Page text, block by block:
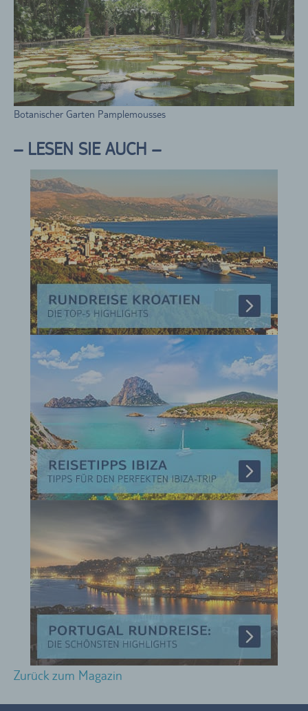
Botanischer Garten Pamplemousses
– LESEN SIE AUCH –
Zurück zum Magazin